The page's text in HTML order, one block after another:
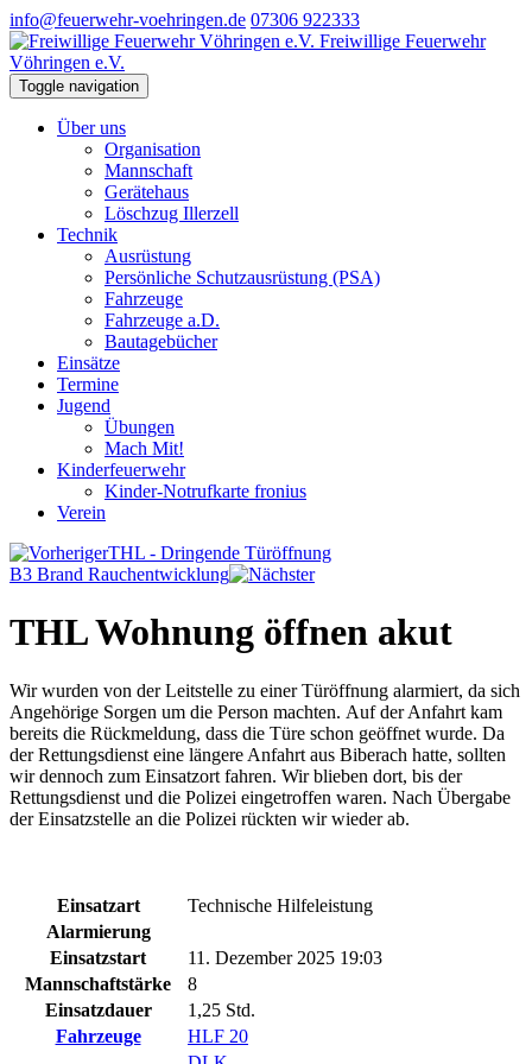
info@feuerwehr-voehringen.de 07306 922333
Freiwillige Feuerwehr
Vöhringen e.V.
Toggle navigation
Über uns
Organisation
Mannschaft
Gerätehaus
Löschzug Illerzell
Technik
Ausrüstung
Persönliche Schutzausrüstung (PSA)
Fahrzeuge
Fahrzeuge a.D.
Bautagebücher
Einsätze
Termine
Jugend
Übungen
Mach Mit!
Kinderfeuerwehr
Kinder-Notrufkarte fronius
Verein
THL - Dringende Türöffnung
B3 Brand Rauchentwicklung
THL Wohnung öffnen akut
Wir wurden von der Leitstelle zu einer Türöffnung alarmiert, da sich
Angehörige Sorgen um die Person machten. Auf der Anfahrt kam
bereits die Rückmeldung, dass die Türe schon geöffnet wurde. Da
der Rettungsdienst eine längere Anfahrt aus Biberach hatte, sollten
wir dennoch zum Einsatzort fahren. Wir blieben dort, bis der
Rettungsdienst und die Polizei eingetroffen waren. Nach Übergabe
der Einsatzstelle an die Polizei rückten wir wieder ab.
Einsatzart
Technische Hilfeleistung
Alarmierung
Einsatzstart
11. Dezember 2025 19:03
Mannschaftstärke
8
Einsatzdauer
1,25 Std.
Fahrzeuge
HLF 20